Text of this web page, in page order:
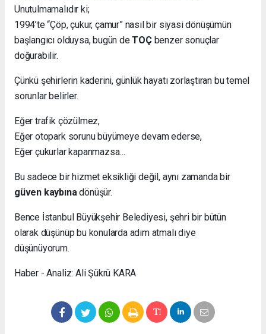
Unutulmamalıdır ki;
1994’te “Çöp, çukur, çamur” nasıl bir siyasi dönüşümün
başlangıcı olduysa, bugün deTOÇbenzer sonuçlar
doğurabilir.
Çünkü şehirlerin kaderini, günlük hayatı zorlaştıran bu temel
sorunlar belirler.
Eğer trafik çözülmez,
Eğer otopark sorunu büyümeye devam ederse,
Eğer çukurlar kapanmazsa…
Bu sadece bir hizmet eksikliği değil, aynı zamanda bir
güven kaybına dönüşür.
Bence İstanbul Büyükşehir Belediyesi, şehri bir bütün
olarak düşünüp bu konularda adım atmalı diye
düşünüyorum.
Haber - Analiz: Ali Şükrü KARA